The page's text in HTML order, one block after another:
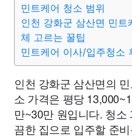
민트케어 청소 범위
인천 강화군 삼산면 민트
체 고르는 꿀팁
민트케어 이사/입주청소
인천 강화군 삼산면의
소 가격은 평당
만~30만 원입니다. 청
끔한 집으로 입주할 준